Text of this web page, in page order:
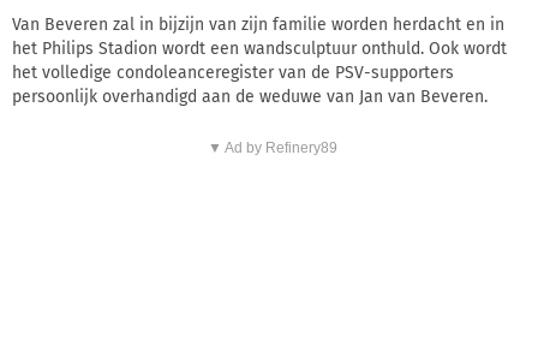
Van Beveren zal in bijzijn van zijn familie worden herdacht en in
het Philips Stadion wordt een wandsculptuur onthuld. Ook wordt
het volledige condoleanceregister van de PSV-supporters
persoonlijk overhandigd aan de weduwe van Jan van Beveren.
▼ Ad by Refinery89